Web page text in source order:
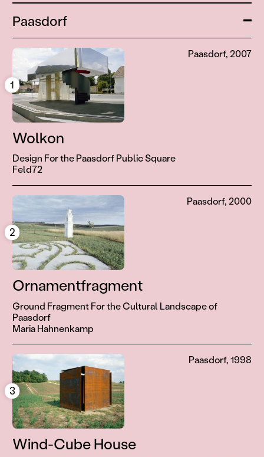
Paasdorf
Wolkon
Design For the Paasdorf Public Square
Feld72
Paasdorf, 2007
1
Ornamentfragment
Ground Fragment For the Cultural Landscape of
Paasdorf
Maria Hahnenkamp
Paasdorf, 2000
2
Wind-Cube House
Paasdorf, 1998
3